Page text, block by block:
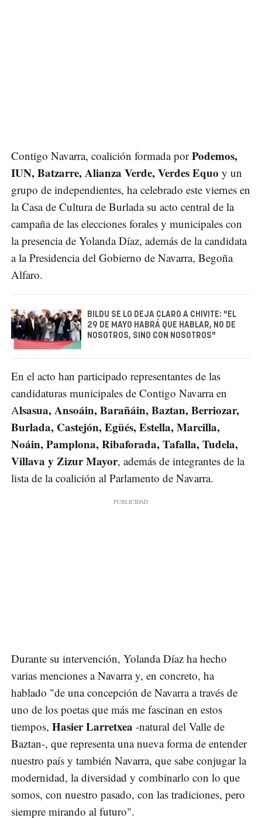
Contigo Navarra, coalición formada porPodemos,
IUN, Batzarre, Alianza Verde, Verdes Equo y un
grupo de independientes, ha celebrado este viernes en
la Casa de Cultura de Burlada su acto central de la
campaña de las elecciones forales y municipales con
la presencia de Yolanda Díaz, además de la candidata
a la Presidencia del Gobierno de Navarra, Begoña
Alfaro.
BILDU SE LO DEJA CLARO A CHIVITE: "EL
29 DE MAYO HABRÁ QUE HABLAR, NO DE
NOSOTROS, SINO CON NOSOTROS"
En el acto han participado representantes de las
candidaturas municipales de Contigo Navarra en
Alsasua, Ansoáin, Barañáin, Baztan, Berriozar,
Burlada, Castejón, Egüés, Estella, Marcilla,
Noáin, Pamplona, Ribaforada, Tafalla, Tudela,
Villava y Zizur Mayor, además de integrantes de la
lista de la coalición al Parlamento de Navarra.
Durante su intervención, Yolanda Díaz ha hecho
varias menciones a Navarra y, en concreto, ha
hablado "de una concepción de Navarra a través de
uno de los poetas que más me fascinan en estos
tiempos, Hasier Larretxea -natural del Valle de
Baztan-, que representa una nueva forma de entender
nuestro país y también Navarra, que sabe conjugar la
modernidad, la diversidad y combinarlo con lo que
somos, con nuestro pasado, con las tradiciones, pero
siempre mirando al futuro".